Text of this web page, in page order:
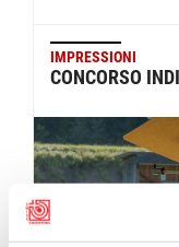
IMPRESSIONI
CONCORSO